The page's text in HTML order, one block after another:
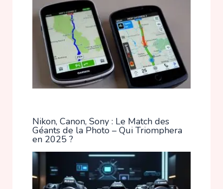
Nikon, Canon, Sony : Le Match des
Géants de la Photo – Qui Triomphera
en 2025 ?